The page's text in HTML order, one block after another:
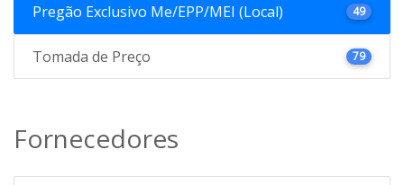
Pregão Exclusivo Me/EPP/MEI (Local) 49
Tomada de Preço 79
Fornecedores